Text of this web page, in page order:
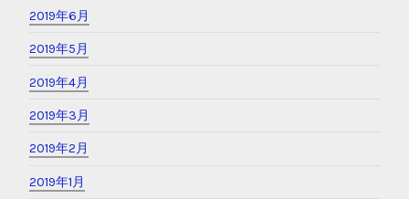
2019年6月
2019年5月
2019年4月
2019年3月
2019年2月
2019年1月